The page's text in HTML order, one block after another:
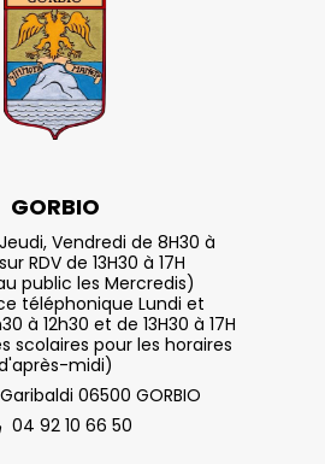
GORBIO
Vendredi de 8H30 à
RDV de 13H30 à 17H
public les Mercredis)
téléphonique Lundi et
à 12h30 et de 13H30 à 17H
scolaires pour les horaires
midi)
06500 GORBIO
04 92 10 66 50